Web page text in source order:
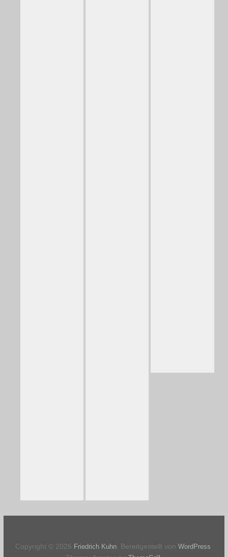
Copyright © 2026 Friedrich Kuhn. Bereitgestellt von WordPress